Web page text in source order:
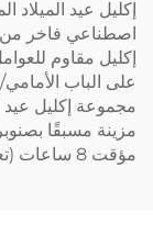
إكليل مقاوم
على الباب الأمامي/
مؤقت 8 ساعات (تعمل ببطارية تدوم 400 ساعة) لمدفأة/سلالم